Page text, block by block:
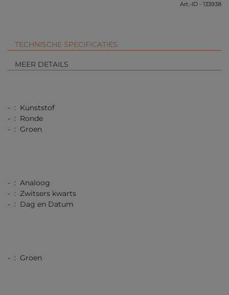
Art.-ID - 133938
TECHNISCHE SPECIFICATIES
MEER DETAILS
- : Kunststof
- : Ronde
- : Groen
- : Analoog
- : Zwitsers kwarts
- : Dag en Datum
- : Groen